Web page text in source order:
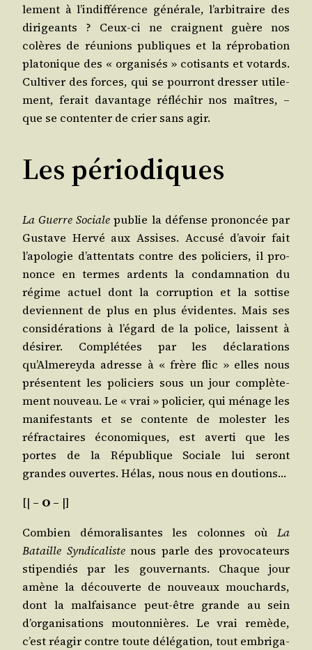
le­ment à l’indifférence géné­rale, l’arbitraire des
diri­geants ? Ceux-ci ne craignent guère nos
colères de réunions publiques et la répro­ba­tion
pla­to­nique des « orga­ni­sés » coti­sants et votards.
Culti­ver des forces, qui se pour­ront dres­ser uti­le­
ment, ferait davan­tage réflé­chir nos maîtres, –
que se conten­ter de crier sans agir.
Les périodiques
La Guerre Sociale publie la défense pro­non­cée par
Gus­tave Her­vé aux Assises. Accu­sé d’avoir fait
l’apologie d’attentats contre des poli­ciers, il pro­
nonce en termes ardents la condam­na­tion du
régime actuel dont la cor­rup­tion et la sot­tise
deviennent de plus en plus évi­dentes. Mais ses
consi­dé­ra­tions à l’égard de la police, laissent à
dési­rer. Com­plé­tées par les décla­ra­tions
qu’Almereyda adresse à « frère flic » elles nous
pré­sentent les poli­ciers sous un jour com­plè­te­
ment nou­veau. Le « vrai » poli­cier, qui ménage les
mani­fes­tants et se contente de moles­ter les
réfrac­taires éco­no­miques, est aver­ti que les
portes de la Répu­blique Sociale lui seront
grandes ouvertes. Hélas, nous nous en doutions…
[| – O – |]
Com­bien démo­ra­li­santes les colonnes où La
Bataille Syn­di­ca­listenous parle des pro­vo­ca­teurs
sti­pen­diés par les gou­ver­nants. Chaque jour
amène la décou­verte de nou­veaux mou­chards,
dont la mal­fai­sance peut-être grande au sein
d’organisations mou­ton­nières. Le vrai remède,
c’est réagir contre toute délé­ga­tion, tout embri­ga­